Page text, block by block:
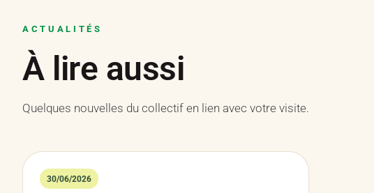
ACTUALITÉS
À lire aussi
Quelques nouvelles du collectif en lien avec votre visite.
30/06/2026